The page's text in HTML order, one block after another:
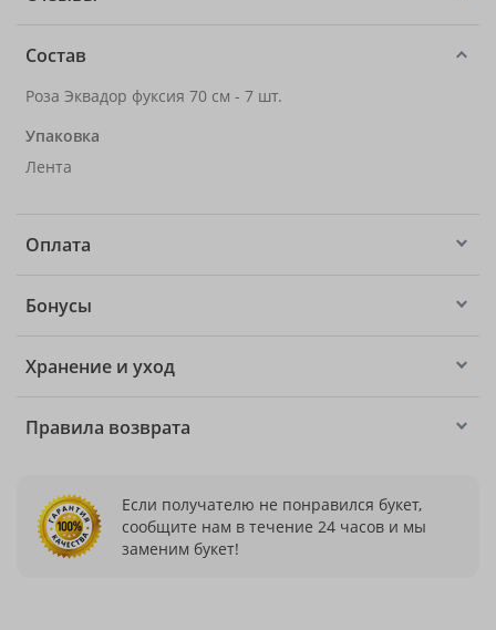
Состав
Роза Эквадор фуксия 70 см - 7 шт.
Упаковка
Лента
Оплата
Бонусы
Хранение и уход
Правила возврата
Если получателю не понравился букет,
сообщите нам в течение 24 часов и мы
заменим букет!